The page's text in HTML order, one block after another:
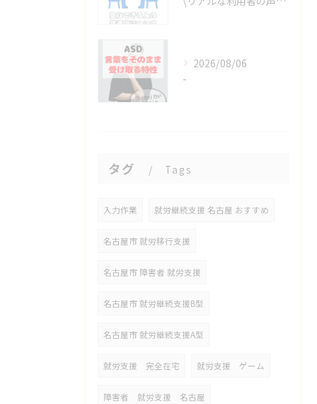
2026/08/06
-
タグ Tags
入力作業 就労継続支援 名古屋 おすすめ
名古屋市 就労移行支援
名古屋市 障害者 就労支援
名古屋市 就労継続支援B型
名古屋市 就労継続支援A型
就労支援 完全在宅 就労支援 ゲーム
障害者 就労支援 名古屋